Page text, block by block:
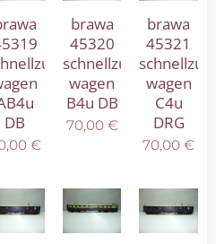
DB
€
brawa
45320
schnellzug
wagen
B4u DB
70,00€
brawa
45321
schnellzug
wagen
C4u
DRG
70,00 €